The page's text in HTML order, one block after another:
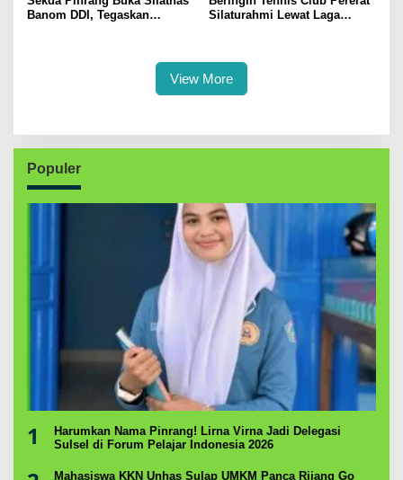
Banom DDI, Tegaskan
Silaturahmi Lewat Laga
View More
Populer
1
Harumkan Nama Pinrang! Lirna Virna Jadi Delegasi
Sulsel di Forum Pelajar Indonesia 2026
Mahasiswa KKN Unhas Sulap UMKM Panca Rijang Go